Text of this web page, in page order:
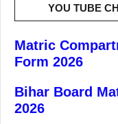
YOU TUBE
Matric
Form 2026
Bihar Board
2026